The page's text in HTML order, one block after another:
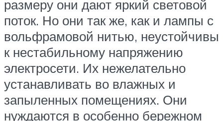
размеру они дают яркий световой
поток. Но они так же, как и лампы с
вольфрамовой нитью, неустойчивы
к нестабильному напряжению
электросети. Их нежелательно
устанавливать во влажных и
запыленных помещениях. Они
нуждаются в особенно бережном